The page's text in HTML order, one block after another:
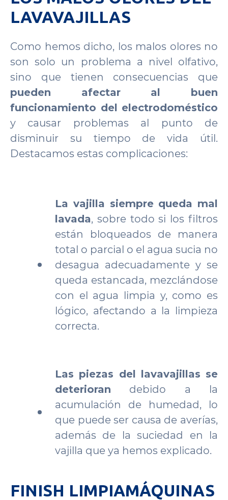
LAVAVAJILLAS
Como hemos dicho, los malos olores no
son solo un problema a nivel olfativo,
sino que tienen consecuencias que
pueden afectar al buen
funcionamiento del electrodoméstico
y causar problemas al punto de
disminuir su tiempo de vida útil.
Destacamos estas complicaciones:
La vajilla siempre queda mal
lavada, sobre todo si los filtros
están bloqueados de manera
total o parcial o el agua sucia no
desagua adecuadamente y se
queda estancada, mezclándose
con el agua limpia y, como es
lógico, afectando a la limpieza
correcta.
Las piezas del lavavajillas se
deterioran debido a la
acumulación de humedad, lo
que puede ser causa de averías,
además de la suciedad en la
vajilla que ya hemos explicado.
FINISH LIMPIAMÁQUINAS